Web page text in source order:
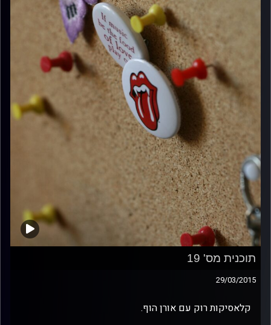
תוכנית מס' 19
29/03/2015
קלאסיקות רוק עם אורן הוף.